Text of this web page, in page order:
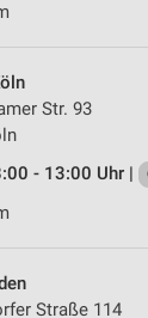
Str. 93
- 13:00 Uhr |
Straße 114
zur
zur Auswahl
von Inhalten
aus